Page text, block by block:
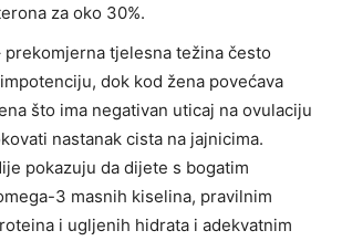
za oko 30%.
prekomjerna tjelesna težina često
dok kod žena povećava
što ima negativan uticaj na ovulaciju
nastanak cista na jajnicima.
pokazuju da dijete s bogatim
3 masnih kiselina, pravilnim
i ugljenih hidrata i adekvatnim